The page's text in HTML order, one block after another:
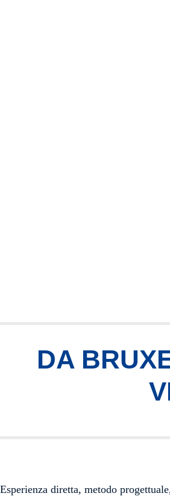
DA
Esperienza diretta, metodo